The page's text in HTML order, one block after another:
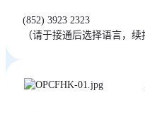
(852) 3923 2323
（请于接通后选择语言，